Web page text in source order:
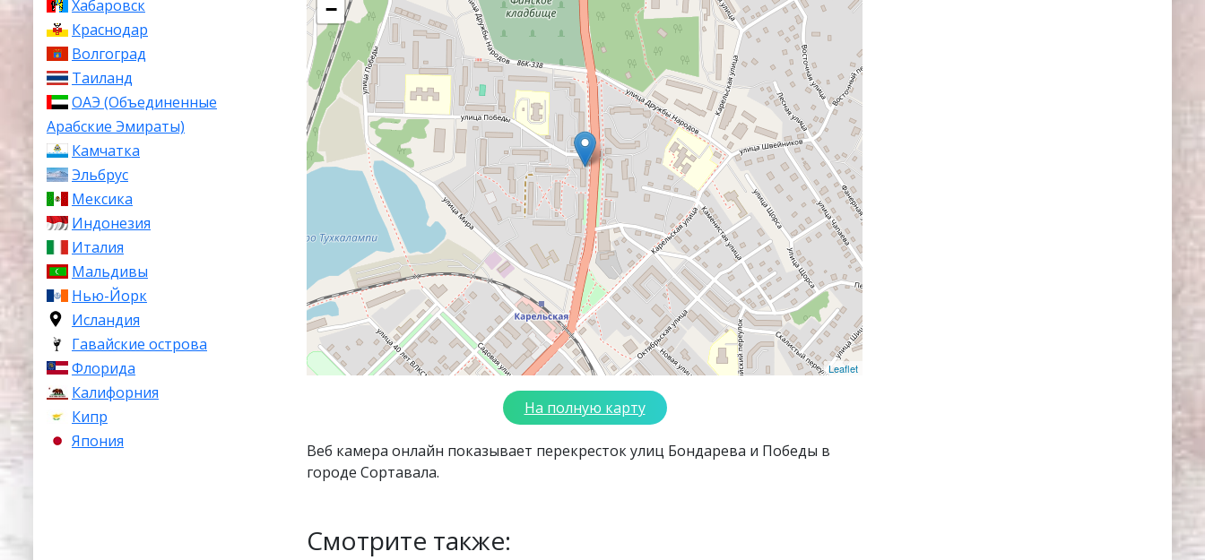
Хабаровск
Краснодар
Волгоград
Таиланд
ОАЭ (Объединенные
Арабские Эмираты)
Камчатка
Эльбрус
Мексика
Индонезия
Италия
Мальдивы
Нью-Йорк
Исландия
Гавайские острова
Флорида
Калифорния
Кипр
Япония
−
Leaflet
На полную карту
Веб камера онлайн показывает перекресток улиц Бондарева и Победы в
городе Сортавала.
Смотрите также: